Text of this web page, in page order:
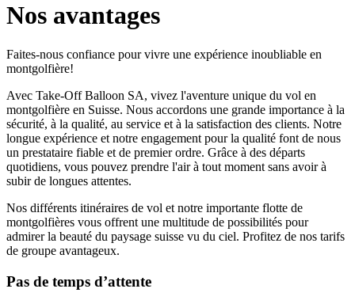
Nos avantages
Faites-nous confiance pour vivre une expérience inoubliable en
montgolfière!
Avec Take-Off Balloon SA, vivez l'aventure unique du vol en
montgolfière en Suisse. Nous accordons une grande importance à la
sécurité, à la qualité, au service et à la satisfaction des clients. Notre
longue expérience et notre engagement pour la qualité font de nous
un prestataire fiable et de premier ordre. Grâce à des départs
quotidiens, vous pouvez prendre l'air à tout moment sans avoir à
subir de longues attentes.
Nos différents itinéraires de vol et notre importante flotte de
montgolfières vous offrent une multitude de possibilités pour
admirer la beauté du paysage suisse vu du ciel. Profitez de nos tarifs
de groupe avantageux.
Pas de temps d’attente